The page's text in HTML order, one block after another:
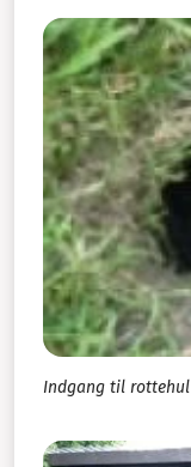
Indgang til rottehul